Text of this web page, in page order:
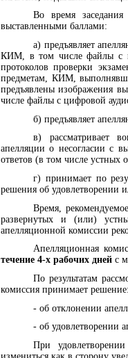
Во время
выставленными баллами:
а) предъявляет
КИМ, в том числе файлы с
протоколов проверки
предметам, КИМ,
предъявлены изображения
числе файлы с цифровой
б) предъявляет
в) рассматривает
апелляции о несогласии с
ответов (в том числе устных
г) принимает по
решения об удовлетворении
Время,
развернутых и (или)
апелляционной комиссии
Апелляционная
течение 4-х рабочих дней с
По результатам
комиссия принимает решение:
- об отклонении
- об удовлетворении
При